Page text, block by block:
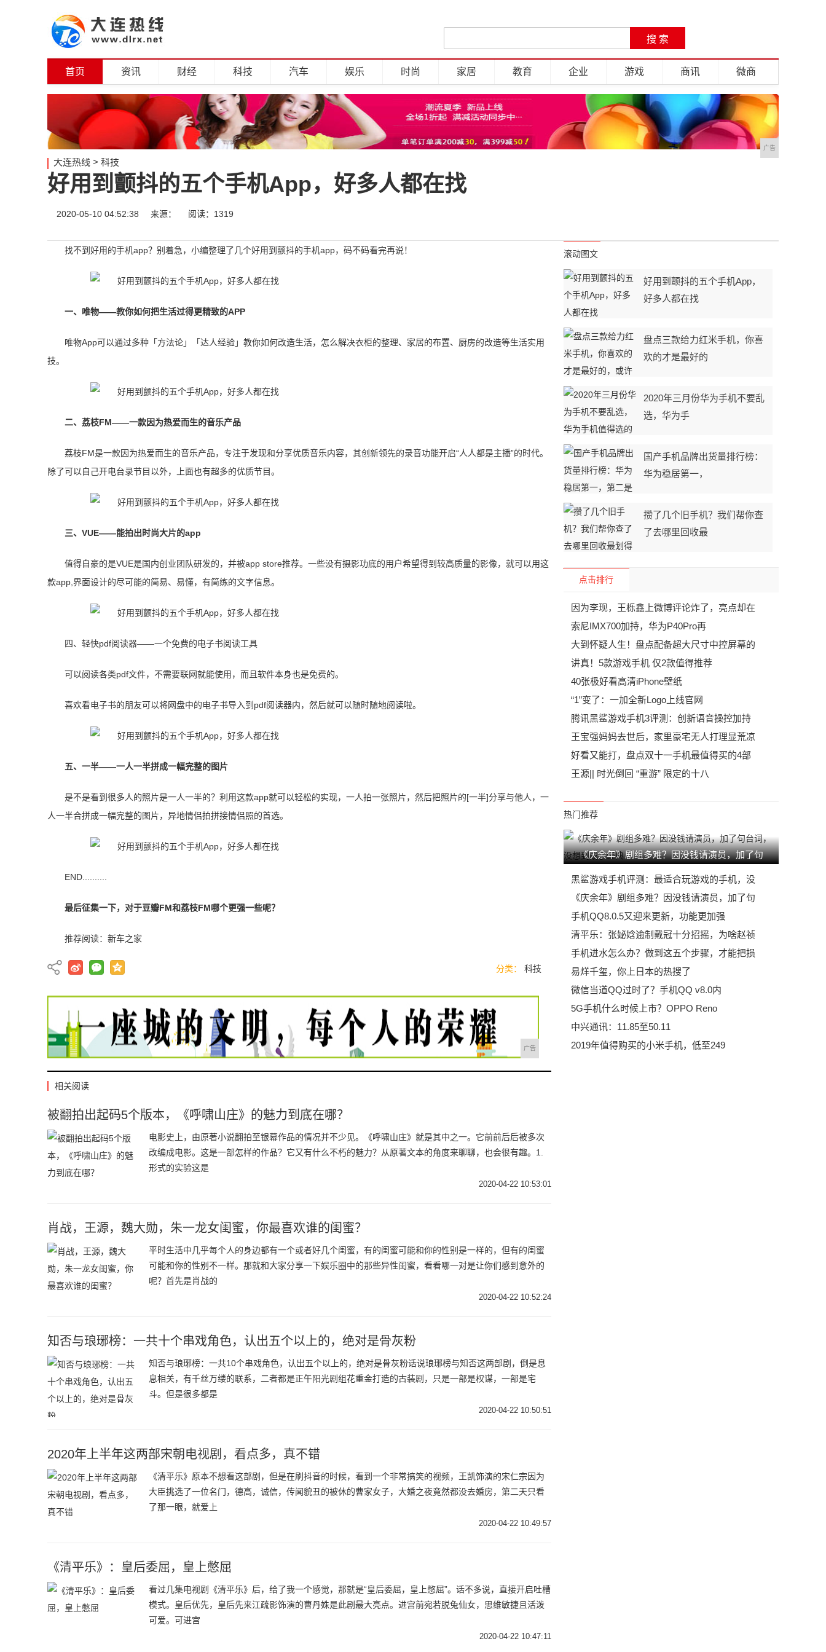
首页 资讯 财经 科技 汽车 娱乐 时尚 家居 教育 企业 游戏 商讯 微商
广告
大连热线 > 科技
好用到颤抖的五个手机App，好多人都在找
2020-05-10 04:52:38 来源： 阅读：1319
找不到好用的手机app？别着急，小编整理了几个好用到颤抖的手机app，码不码看完再说！
一、唯物——教你如何把生活过得更精致的APP
唯物App可以通过多种「方法论」「达人经验」教你如何改造生活，怎么解决衣柜的整理、家居的布置、厨房的改造等生活实用
技。
二、荔枝FM——一款因为热爱而生的音乐产品
荔枝FM是一款因为热爱而生的音乐产品，专注于发现和分享优质音乐内容，其创新领先的录音功能开启“人人都是主播”的时代。
除了可以自己开电台录节目以外，上面也有超多的优质节目。
三、VUE——能拍出时尚大片的app
值得自豪的是VUE是国内创业团队研发的，并被app store推荐。一些没有摄影功底的用户希望得到较高质量的影像，就可以用这
款app,界面设计的尽可能的简易、易懂，有简练的文字信息。
四、轻快pdf阅读器——一个免费的电子书阅读工具
可以阅读各类pdf文件，不需要联网就能使用，而且软件本身也是免费的。
喜欢看电子书的朋友可以将网盘中的电子书导入到pdf阅读器内，然后就可以随时随地阅读啦。
五、一半——一人一半拼成一幅完整的图片
是不是看到很多人的照片是一人一半的？利用这款app就可以轻松的实现，一人拍一张照片，然后把照片的[一半]分享与他人，一
人一半合拼成一幅完整的图片，异地情侣拍拼接情侣照的首选。
END..........
最后征集一下，对于豆瓣FM和荔枝FM哪个更强一些呢？
推荐阅读： 新车之家
分类： 科技
广告
相关阅读
被翻拍出起码5个版本，《呼啸山庄》的魅力到底在哪？
电影史上，由原著小说翻拍至银幕作品的情况并不少见。《呼啸山庄》就是其中之一。它前前后后被多次
改编成电影。这是一部怎样的作品？它又有什么不朽的魅力？从原著文本的角度来聊聊，也会很有趣。1.
形式的实验这是
2020-04-22 10:53:01
肖战，王源，魏大勋，朱一龙女闺蜜，你最喜欢谁的闺蜜？
平时生活中几乎每个人的身边都有一个或者好几个闺蜜，有的闺蜜可能和你的性别是一样的，但有的闺蜜
可能和你的性别不一样。那就和大家分享一下娱乐圈中的那些异性闺蜜，看看哪一对是让你们感到意外的
呢？首先是肖战的
2020-04-22 10:52:24
知否与琅琊榜：一共十个串戏角色，认出五个以上的，绝对是骨灰粉
知否与琅琊榜：一共10个串戏角色，认出五个以上的，绝对是骨灰粉话说琅琊榜与知否这两部剧，倒是息
息相关，有千丝万缕的联系，二者都是正午阳光剧组花重金打造的古装剧，只是一部是权谋，一部是宅
斗。但是很多都是
2020-04-22 10:50:51
2020年上半年这两部宋朝电视剧，看点多，真不错
《清平乐》原本不想看这部剧，但是在刷抖音的时候，看到一个非常搞笑的视频，王凯饰演的宋仁宗因为
大臣挑选了一位名门，德高，诚信，传闻貌丑的被休的曹家女子，大婚之夜竟然都没去婚房，第二天只看
了那一眼，就爱上
2020-04-22 10:49:57
《清平乐》：皇后委屈，皇上憋屈
看过几集电视剧《清平乐》后，给了我一个感觉，那就是“皇后委屈，皇上憋屈”。话不多说，直接开启吐槽
模式。皇后优先，皇后先来江疏影饰演的曹丹姝是此剧最大亮点。进宫前宛若脱兔仙女，思维敏捷且活泼
可爱。可进宫
2020-04-22 10:47:11
滚动图文
好用到颤抖的五个手机App，
好多人都在找
盘点三款给力红米手机，你喜
欢的才是最好的
2020年三月份华为手机不要乱
选，华为手
国产手机品牌出货量排行榜：
华为稳居第一，
攒了几个旧手机？我们帮你查
了去哪里回收最
点击排行
因为李现，王栎鑫上微博评论炸了，亮点却在
索尼IMX700加持，华为P40Pro再
大到怀疑人生！盘点配备超大尺寸中控屏幕的
讲真！5款游戏手机 仅2款值得推荐
40张极好看高清iPhone壁纸
“1”变了：一加全新Logo上线官网
腾讯黑鲨游戏手机3评测：创新语音操控加持
王宝强妈妈去世后，家里豪宅无人打理显荒凉
好看又能打，盘点双十一手机最值得买的4部
王源|| 时光倒回 “重游” 限定的十八
热门推荐
《庆余年》剧组多难？因没钱请演员，加了句
黑鲨游戏手机评测：最适合玩游戏的手机，没
《庆余年》剧组多难？因没钱请演员，加了句
手机QQ8.0.5又迎来更新，功能更加强
清平乐：张妼娢逾制戴冠十分招摇，为啥赵祯
手机进水怎么办？做到这五个步骤，才能把损
易烊千玺，你上日本的热搜了
微信当道QQ过时了？手机QQ v8.0内
5G手机什么时候上市？OPPO Reno
中兴通讯：11.85至50.11
2019年值得购买的小米手机，低至249